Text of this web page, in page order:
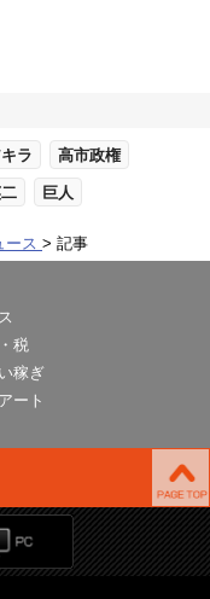
ラ 高市政権
巨人
ース 記事
税
稼ぎ
ート